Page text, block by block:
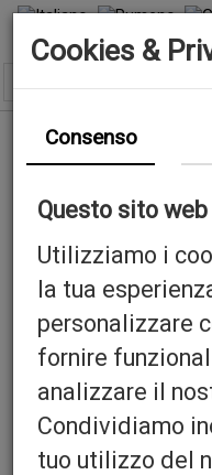
Cookies &
Consenso
Questo sito
Utilizziamo i
la tua
personalizzare
fornire
analizzare il
Condividiamo
tuo utilizzo del